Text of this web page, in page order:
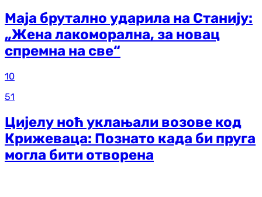
Маја брутално ударила на Станију:
„Жена лакоморална, за новац
спремна на све“
10
51
Цијелу ноћ уклањали возове код
Крижеваца: Познато када би пруга
могла бити отворена